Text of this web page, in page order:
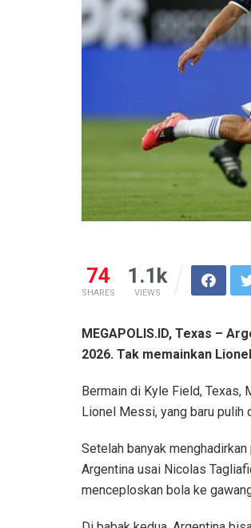
74
SHARES
1.1k
VIEWS
MEGAPOLIS.ID, Texas –
2026. Tak memainkan
Bermain di Kyle Field, Texas,
Lionel Messi, yang baru pulih
Setelah banyak
Argentina usai Nicolas
menceploskan bola ke